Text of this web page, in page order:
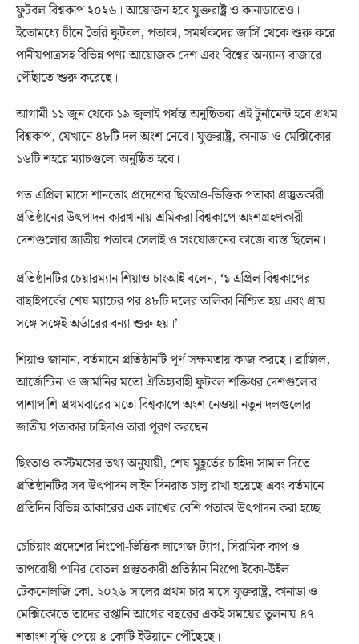
ফুটবল বিশ্বকাপ ২০২৬। আয়োজন হবে যুক্তরাষ্ট্র ও কানাডাতেও।
ইতোমধ্যে চীনে তৈরি ফুটবল, পতাকা, সমর্থকদের জার্সি থেকে শুরু করে
পানীয়পাত্রসহ বিভিন্ন পণ্য আয়োজক দেশ এবং বিশ্বের অন্যান্য বাজারে
পৌঁছাতে শুরু করেছে।
আগামী ১১ জুন থেকে ১৯ জুলাই পর্যন্ত অনুষ্ঠিতব্য এই টুর্নামেন্ট হবে প্রথম
বিশ্বকাপ, যেখানে ৪৮টি দল অংশ নেবে। যুক্তরাষ্ট্র, কানাডা ও মেক্সিকোর
১৬টি শহরে ম্যাচগুলো অনুষ্ঠিত হবে।
গত এপ্রিল মাসে শানতোং প্রদেশের ছিংতাও-ভিত্তিক পতাকা প্রস্তুতকারী
প্রতিষ্ঠানের উৎপাদন কারখানায় শ্রমিকরা বিশ্বকাপে অংশগ্রহণকারী
দেশগুলোর জাতীয় পতাকা সেলাই ও সংযোজনের কাজে ব্যস্ত ছিলেন।
প্রতিষ্ঠানটির চেয়ারম্যান শিয়াও চাংআই বলেন, ‘১ এপ্রিল বিশ্বকাপের
বাছাইপর্বের শেষ ম্যাচের পর ৪৮টি দলের তালিকা নিশ্চিত হয় এবং প্রায়
সঙ্গে সঙ্গেই অর্ডারের বন্যা শুরু হয়।’
শিয়াও জানান, বর্তমানে প্রতিষ্ঠানটি পূর্ণ সক্ষমতায় কাজ করছে। ব্রাজিল,
আর্জেন্টিনা ও জার্মানির মতো ঐতিহ্যবাহী ফুটবল শক্তিধর দেশগুলোর
পাশাপাশি প্রথমবারের মতো বিশ্বকাপে অংশ নেওয়া নতুন দলগুলোর
জাতীয় পতাকার চাহিদাও তারা পূরণ করছেন।
ছিংতাও কাস্টমসের তথ্য অনুযায়ী, শেষ মুহূর্তের চাহিদা সামাল দিতে
প্রতিষ্ঠানটির সব উৎপাদন লাইন দিনরাত চালু রাখা হয়েছে এবং বর্তমানে
প্রতিদিন বিভিন্ন আকারের এক লাখের বেশি পতাকা উৎপাদন করা হচ্ছে।
চেচিয়াং প্রদেশের নিংপো-ভিত্তিক লাগেজ ট্যাগ, সিরামিক কাপ ও
তাপরোধী পানির বোতল প্রস্তুতকারী প্রতিষ্ঠান নিংপো ইকো-উইল
টেকনোলজি কো. ২০২৬ সালের প্রথম চার মাসে যুক্তরাষ্ট্র, কানাডা ও
মেক্সিকোতে তাদের রপ্তানি আগের বছরের একই সময়ের তুলনায় ৪৭
শতাংশ বৃদ্ধি পেয়ে ৪ কোটি ইউয়ানে পৌঁছেছে।